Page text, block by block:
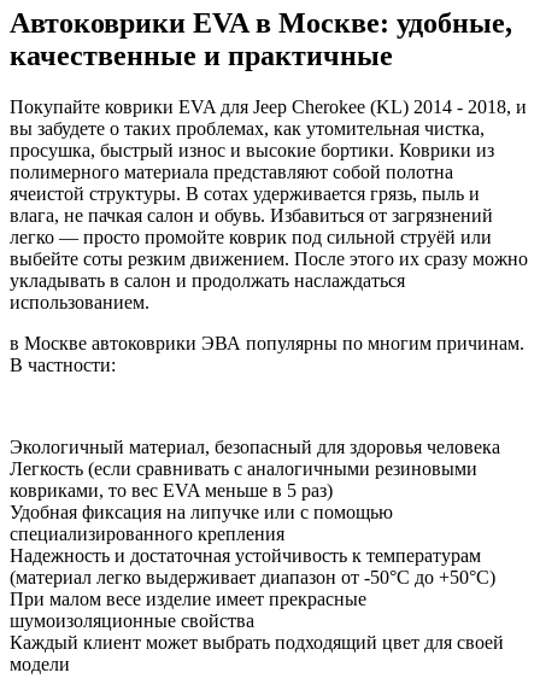
Автоковрики EVA в Москве: удобные,
качественные и практичные
Покупайте коврики EVA для Jeep Cherokee (KL) 2014 - 2018, и
вы забудете о таких проблемах, как утомительная чистка,
просушка, быстрый износ и высокие бортики. Коврики из
полимерного материала представляют собой полотна
ячеистой структуры. В сотах удерживается грязь, пыль и
влага, не пачкая салон и обувь. Избавиться от загрязнений
легко — просто промойте коврик под сильной струёй или
выбейте соты резким движением. После этого их сразу можно
укладывать в салон и продолжать наслаждаться
использованием.
в Москве автоковрики ЭВА популярны по многим причинам.
В частности:
Экологичный материал, безопасный для здоровья человека
Легкость (если сравнивать с аналогичными резиновыми
ковриками, то вес EVA меньше в 5 раз)
Удобная фиксация на липучке или с помощью
специализированного крепления
Надежность и достаточная устойчивость к температурам
(материал легко выдерживает диапазон от -50°С до +50°С)
При малом весе изделие имеет прекрасные
шумоизоляционные свойства
Каждый клиент может выбрать подходящий цвет для своей
модели